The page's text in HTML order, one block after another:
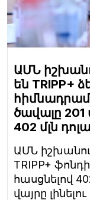
ԱՄՆ
են TRIPP+
ծավալը 201
402 մլն
ԱՄՆ
TRIPP+
հասցնելով
վայրը